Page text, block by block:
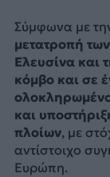
Σύμφωνα με
μετατροπή
Ελευσίνα και
κόμβο και σε
και
πλοίων, με
αντίστοιχο
Ευρώπη.